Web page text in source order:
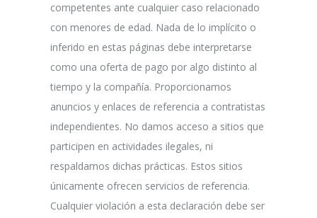
competentes ante cualquier caso relacionado
con menores de edad. Nada de lo implícito o
inferido en estas páginas debe interpretarse
como una oferta de pago por algo distinto al
tiempo y la compañía. Proporcionamos
anuncios y enlaces de referencia a contratistas
independientes. No damos acceso a sitios que
participen en actividades ilegales, ni
respaldamos dichas prácticas. Estos sitios
únicamente ofrecen servicios de referencia.
Cualquier violación a esta declaración debe ser